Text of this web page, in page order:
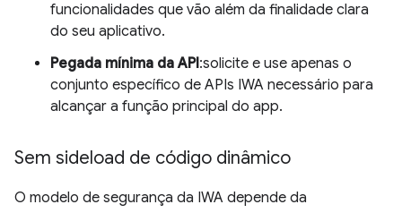
funcionalidades que vão além da finalidade clara
do seu aplicativo.
Pegada mínima da API:solicite e use apenas o
conjunto específico de APIs IWA necessário para
alcançar a função principal do app.
Sem sideload de código dinâmico
O modelo de segurança da IWA depende da